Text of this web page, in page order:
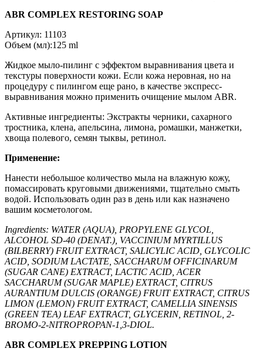
ABR COMPLEX RESTORING SOAP
Артикул: 11103
Объем (мл):125 ml
Жидкое мыло-пилинг с эффектом выравнивания цвета и
текстуры поверхности кожи. Если кожа неровная, но на
процедуру с пилингом еще рано, в качестве экспресс-
выравнивания можно применить очищение мылом ABR.
Активные ингредиенты: Экстракты черники, сахарного
тростника, клена, апельсина, лимона, ромашки, манжетки,
хвоща полевого, семян тыквы, ретинол.
Применение:
Нанести небольшое количество мыла на влажную кожу,
помассировать круговыми движениями, тщательно смыть
водой. Использовать один раз в день или как назначено
вашим косметологом.
Ingredients: WATER (AQUA), PROPYLENE GLYCOL,
ALCOHOL SD-40 (DENAT.), VACCINIUM MYRTILLUS
(BILBERRY) FRUIT EXTRACT, SALICYLIC ACID, GLYCOLIC
ACID, SODIUM LACTATE, SACCHARUM OFFICINARUM
(SUGAR CANE) EXTRACT, LACTIC ACID, ACER
SACCHARUM (SUGAR MAPLE) EXTRACT, CITRUS
AURANTIUM DULCIS (ORANGE) FRUIT EXTRACT, CITRUS
LIMON (LEMON) FRUIT EXTRACT, CAMELLIA SINENSIS
(GREEN TEA) LEAF EXTRACT, GLYCERIN, RETINOL, 2-
BROMO-2-NITROPROPAN-1,3-DIOL.
ABR COMPLEX PREPPING LOTION